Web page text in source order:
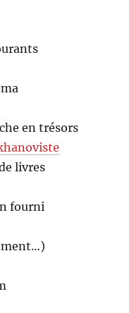
en trésors
livres
fourni